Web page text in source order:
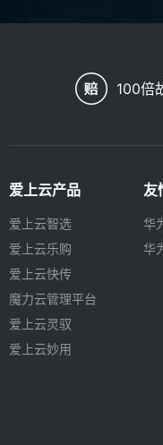
100倍
爱上云产品
爱上云智选
爱上云乐购
爱上云快传
魔力云管理平台
爱上云灵驭
爱上云妙用
友
华
华